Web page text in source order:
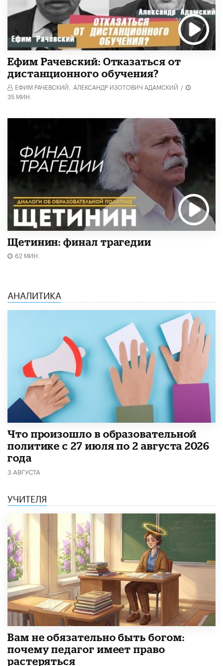
Ефим Рачевский: Отказаться от
дистанционного обучения?
ЕФИМ РАЧЕВСКИЙ, АЛЕКСАНДР ИЗОТОВИЧ АДАМСКИЙ /
35 МИН.
Щетинин: финал трагедии
62 МИН.
АНАЛИТИКА
​Что произошло в образовательной
политике с 27 июля по 2 августа 2026
года
3 АВГУСТА
УЧИТЕЛЯ
​Вам не обязательно быть богом:
почему педагог имеет право
растеряться